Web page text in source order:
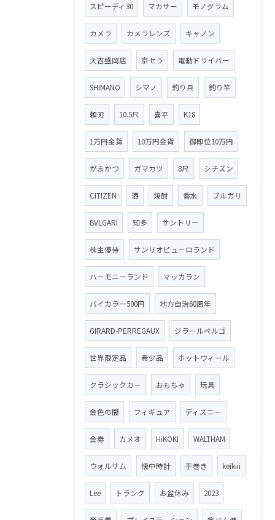
スピーディ30 マカサー モノグラム
カメラ カメラレンズ キャノン
大吉盛岡店 京セラ 電動ドライバー
SHIMANO シマノ 釣り具 釣り竿
頼刃 10.5尺 喜平 K18
1万円金貨 10万円金貨 御即位10万円
がまかつ ガマカツ 8尺 シチズン
CITIZEN 酒 焼酎 香水 ブルガリ
BVLGARI 知多 サントリー
株主優待 サンリオピューロランド
ハーモニーランド マッカラン
バイカラー500円 地方自治60周年
GIRARD-PERREGAUX ジラールペルゴ
世界限定品 希少品 ホットウィール
クラシックカー おもちゃ 玩具
金色の闇 フィギュア ディズニー
金券 カメオ HiKOKI WALTHAM
ウォルサム 懐中時計 手巻き keikiii
Lee トランク お盆休み 2023